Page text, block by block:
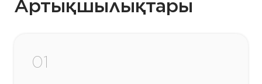
Артықшылықтары
01